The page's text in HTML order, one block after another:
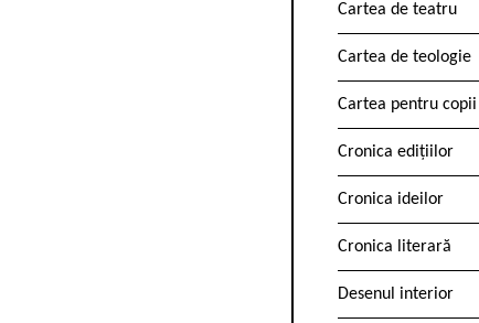
Cartea de teatru
Cartea de teologie
Cartea pentru copii
Cronica edițiilor
Cronica ideilor
Cronica literară
Desenul interior